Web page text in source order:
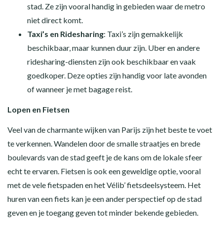
stad. Ze zijn vooral handig in gebieden waar de metro
niet direct komt.
Taxi’s en Ridesharing: Taxi’s zijn gemakkelijk
beschikbaar, maar kunnen duur zijn. Uber en andere
ridesharing-diensten zijn ook beschikbaar en vaak
goedkoper. Deze opties zijn handig voor late avonden
of wanneer je met bagage reist.
Lopen en Fietsen
Veel van de charmante wijken van Parijs zijn het beste te voet
te verkennen. Wandelen door de smalle straatjes en brede
boulevards van de stad geeft je de kans om de lokale sfeer
echt te ervaren. Fietsen is ook een geweldige optie, vooral
met de vele fietspaden en het Vélib’ fietsdeelsysteem. Het
huren van een fiets kan je een ander perspectief op de stad
geven en je toegang geven tot minder bekende gebieden.